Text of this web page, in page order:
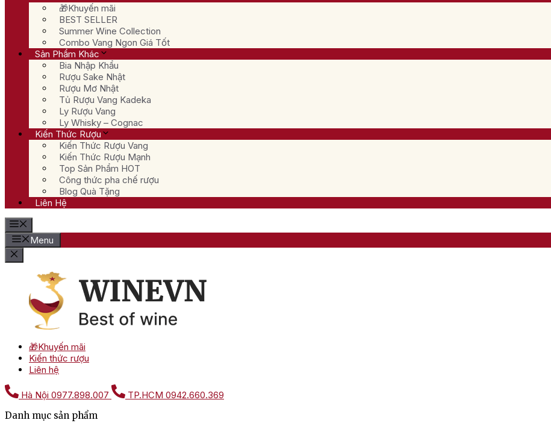
🎁Khuyến mãi
BEST SELLER
Summer Wine Collection
Combo Vang Ngon Giá Tốt
Sản Phẩm Khác
Bia Nhập Khẩu
Rượu Sake Nhật
Rượu Mơ Nhật
Tủ Rượu Vang Kadeka
Ly Rượu Vang
Ly Whisky – Cognac
Kiến Thức Rượu
Kiến Thức Rượu Vang
Kiến Thức Rượu Mạnh
Top Sản Phẩm HOT
Công thức pha chế rượu
Blog Quà Tặng
Liên Hệ
Menu
🎁Khuyến mãi
Kiến thức rượu
Liên hệ
Hà Nội 0977.898.007 TP.HCM 0942.660.369
Danh mục sản phẩm